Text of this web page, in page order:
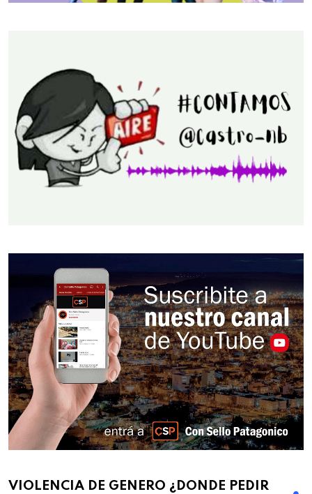
VIOLENCIA DE GENERO ¿DONDE PEDIR